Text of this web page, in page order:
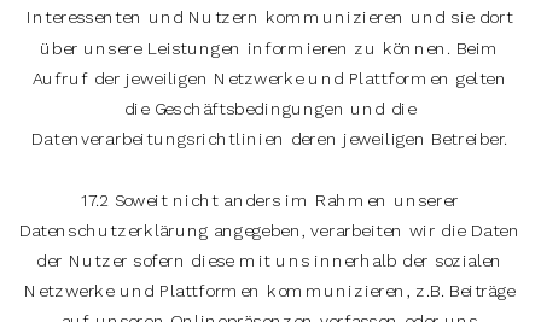
Interessenten und Nutzern kommunizieren und sie dort
über unsere Leistungen informieren zu können. Beim
Aufruf der jeweiligen Netzwerke und Plattformen gelten
die Geschäftsbedingungen und die
Datenverarbeitungsrichtlinien deren jeweiligen Betreiber.
17.2 Soweit nicht anders im Rahmen unserer
Datenschutzerklärung angegeben, verarbeiten wir die Daten
der Nutzer sofern diese mit uns innerhalb der sozialen
Netzwerke und Plattformen kommunizieren, z.B. Beiträge